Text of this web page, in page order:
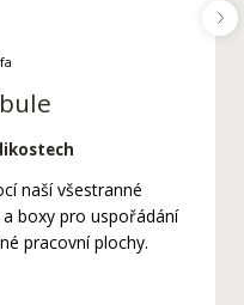
naší všestranné
boxy pro uspořádání
pracovní plochy.